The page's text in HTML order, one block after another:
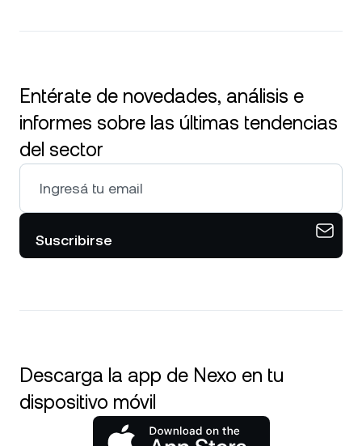
Entérate de novedades, análisis e
informes sobre las últimas tendencias
del sector
Suscribirse
Descarga la app de Nexo en tu
dispositivo móvil